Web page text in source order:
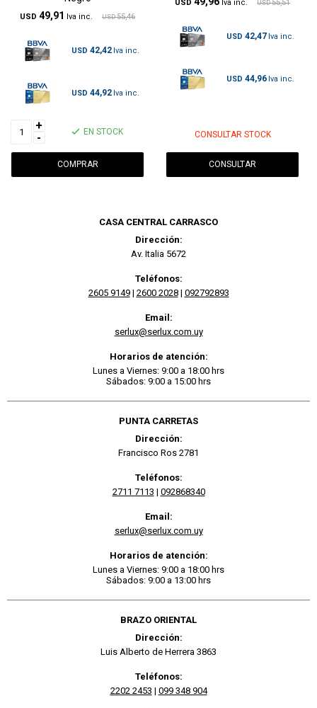
USD 49,91 USD 55,46
USD 42,42
USD 44,92
+
-
EN STOCK
USD USD 55,51
USD 42,47
USD 44,96
CONSULTAR STOCK
CONSULTAR
CASA CENTRAL CARRASCO
Dirección:
Av. Italia 5672
Teléfonos:
2605 9149| 2600 2028| 092792893
Email:
serlux@serlux.com.uy
Horarios de atención:
Lunes a Viernes: 9:00 a 18:00 hrs
Sábados: 9:00 a 15:00 hrs
PUNTA CARRETAS
Dirección:
Francisco Ros 2781
Teléfonos:
2711 7113 | 092868340
Email:
serlux@serlux.com.uy
Horarios de atención:
Lunes a Viernes: 9:00 a 18:00 hrs
Sábados: 9:00 a 13:00 hrs
BRAZO ORIENTAL
Dirección:
Luis Alberto de Herrera 3863
Teléfonos:
2202 2453 | 099 348 904